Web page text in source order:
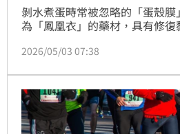
剝水煮蛋時常被忽略的「蛋殼
為「鳳凰衣」的藥材，具有修
於緩解關節痛並淡化細紋，但單
膜每日限量500毫克，孕婦及對
此外，切勿將未滅菌的蛋殼膜
致細菌感染，應正確攝取以顧健
2026/05/03 07:38